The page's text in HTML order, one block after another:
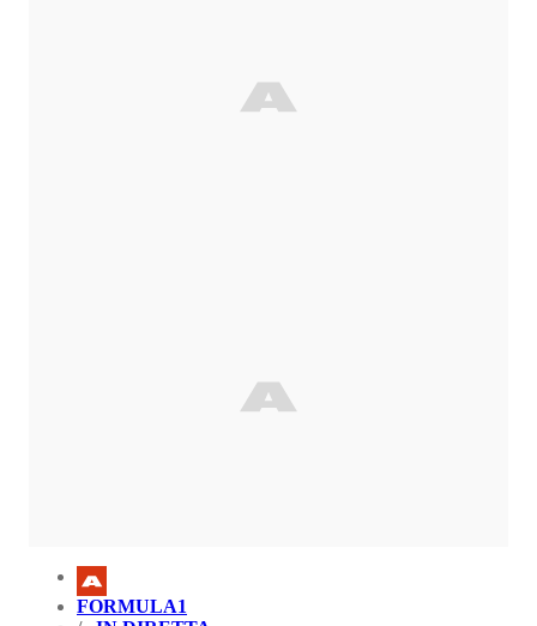
FORMULA1